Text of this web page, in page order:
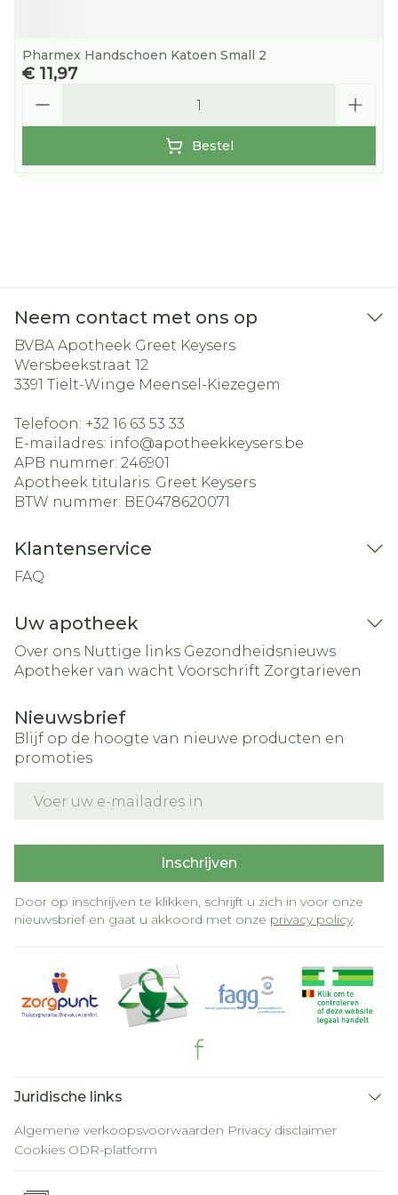
Pharmex Handschoen Katoen Small 2
€ 11,97
Bestel
Neem contact met ons op
BVBA Apotheek Greet Keysers
Wersbeekstraat 12
3391 Tielt-Winge Meensel-Kiezegem
Telefoon: +32 16 63 53 33
E-mailadres: info@apotheekkeysers.be
APB nummer: 246901
Apotheek titularis: Greet Keysers
BTW nummer: BE0478620071
Klantenservice
FAQ
Uw apotheek
Over ons Nuttige links Gezondheidsnieuws
Apotheker van wacht Voorschrift Zorgtarieven
Nieuwsbrief
Blijf op de hoogte van nieuwe producten en
promoties
Inschrijven
Door op inschrijven te klikken, schrijft u zich in voor onze
nieuwsbrief en gaat u akkoord met onze privacy policy.
Juridische links
Algemene verkoopsvoorwaarden Privacy disclaimer
Cookies ODR-platform